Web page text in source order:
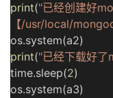
print("已经创建好
【/usr/local/
os.system(a2)
print("已经下载好
time.sleep(2)
os.system(a3)